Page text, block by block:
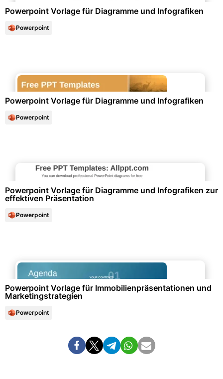
Powerpoint Vorlage für Diagramme und Infografiken
Powerpoint
Powerpoint Vorlage für Diagramme und Infografiken
Powerpoint
Powerpoint Vorlage für Diagramme und Infografiken zur
effektiven Präsentation
Powerpoint
Powerpoint Vorlage für Immobilienpräsentationen und
Marketingstrategien
Powerpoint